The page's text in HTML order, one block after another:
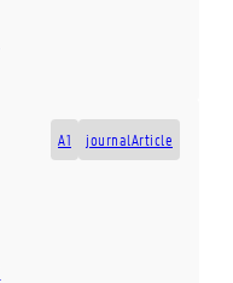
A1 journalArticle